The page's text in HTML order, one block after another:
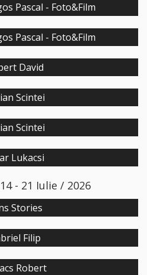
Pascal - Foto&Film
Pascal - Foto&Film
David
Scintei
Scintei
Lukacsi
- 21 Iulie / 2026
Stories
Filip
Robert